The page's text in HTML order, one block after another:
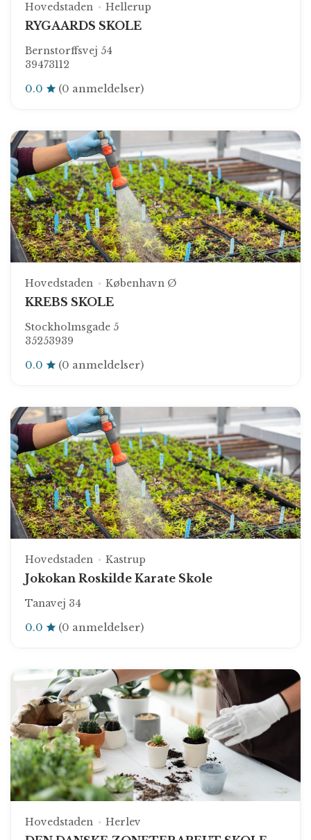
Hovedstaden Hellerup
RYGAARDS SKOLE
Bernstorffsvej 54
39473112
0.0 (0 anmeldelser)
Hovedstaden København Ø
KREBS SKOLE
Stockholmsgade 5
35253939
0.0 (0 anmeldelser)
Hovedstaden Kastrup
Jokokan Roskilde Karate Skole
Tanavej 34
0.0 (0 anmeldelser)
Hovedstaden Herlev